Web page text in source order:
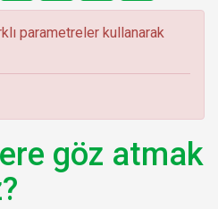
parametreler kullanarak
göz atmak